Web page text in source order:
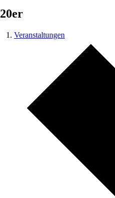
Veranstaltungen